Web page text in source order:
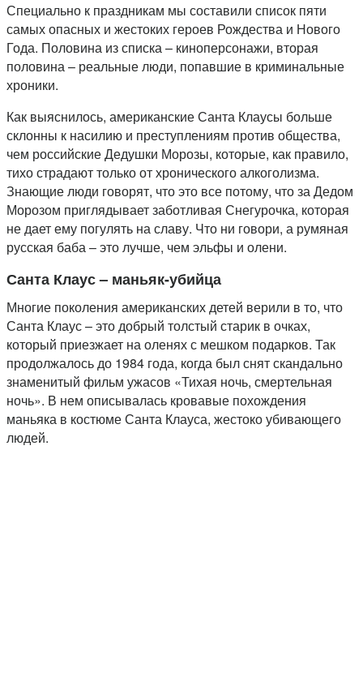
Специально к праздникам мы составили список пяти
самых опасных и жестоких героев Рождества и Нового
Года. Половина из списка – киноперсонажи, вторая
половина – реальные люди, попавшие в криминальные
хроники.
Как выяснилось, американские Санта Клаусы больше
склонны к насилию и преступлениям против общества,
чем российские Дедушки Морозы, которые, как правило,
тихо страдают только от хронического алкоголизма.
Знающие люди говорят, что это все потому, что за Дедом
Морозом приглядывает заботливая Снегурочка, которая
не дает ему погулять на славу. Что ни говори, а румяная
русская баба – это лучше, чем эльфы и олени.
Санта Клаус – маньяк-убийца
Многие поколения американских детей верили в то, что
Санта Клаус – это добрый толстый старик в очках,
который приезжает на оленях с мешком подарков. Так
продолжалось до 1984 года, когда был снят скандально
знаменитый фильм ужасов «Тихая ночь, смертельная
ночь». В нем описывалась кровавые похождения
маньяка в костюме Санта Клауса, жестоко убивающего
людей.